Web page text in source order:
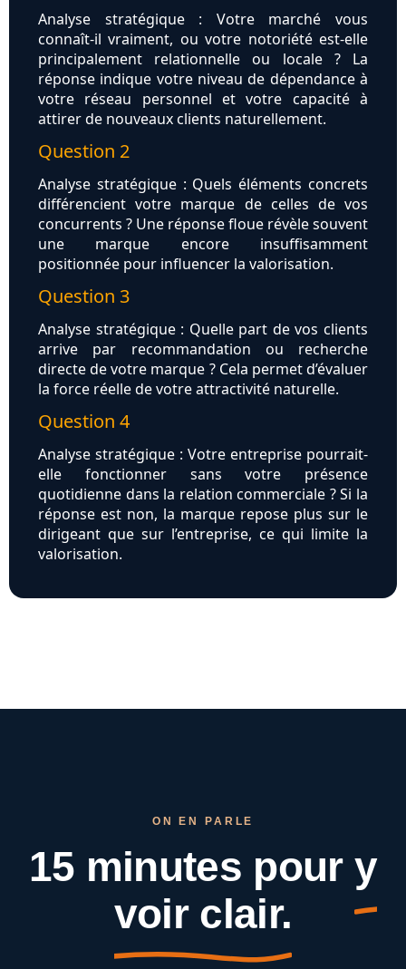
Analyse stratégique : Votre marché vous
connaît-il vraiment, ou votre notoriété est-elle
principalement relationnelle ou locale ? La
réponse indique votre niveau de dépendance à
votre réseau personnel et votre capacité à
attirer de nouveaux clients naturellement.
Question 2
Analyse stratégique : Quels éléments concrets
différencient votre marque de celles de vos
concurrents ? Une réponse floue révèle souvent
une marque encore insuffisamment
positionnée pour influencer la valorisation.
Question 3
Analyse stratégique : Quelle part de vos clients
arrive par recommandation ou recherche
directe de votre marque ? Cela permet d’évaluer
la force réelle de votre attractivité naturelle.
Question 4
Analyse stratégique : Votre entreprise pourrait-
elle fonctionner sans votre présence
quotidienne dans la relation commerciale ? Si la
réponse est non, la marque repose plus sur le
dirigeant que sur l’entreprise, ce qui limite la
valorisation.
ON EN PARLE
15 minutes pour y
voir clair.